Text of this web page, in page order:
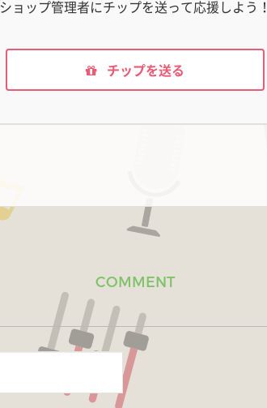
ショップ管理者にチップを送って応援しよう！
チップを送る
COMMENT